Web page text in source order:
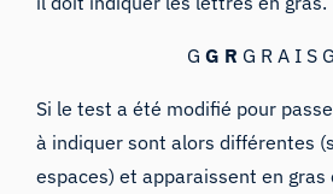
G G R G R A I S G
Si le test a été modifié pour
à indiquer sont alors différentes
espaces) et apparaissent en